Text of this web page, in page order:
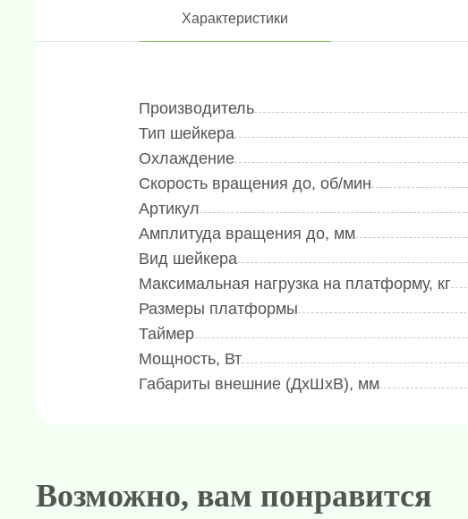
Разъемная конструкция с плоским
позволяет размещать его в
влажности, низких температур и других
Долговечный шаговый мотор,
Оснащен функцией напоминания по
питания.
Тип вращения: горизонтальный.
Характеристики
Производитель
Тип шейкера
Охлаждение
Скорость вращения до, об/мин
Артикул
Амплитуда вращения до, мм
Вид шейкера
Максимальная нагрузка на платформу, кг
Размеры платформы
Таймер
Мощность, Вт
Габариты внешние (ДхШхВ), мм
Возможно, вам понравится